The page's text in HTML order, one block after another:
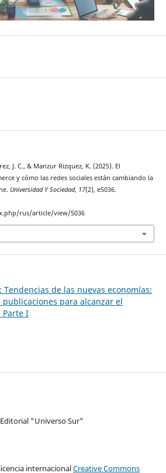
J. C., & Manzur Rizquez, K. (2025). El
y cómo las redes sociales están cambiando la
Universidad Y Sociedad, 17(2), e5036.
rus/article/view/5036
Tendencias de las nuevas economías:
para alcanzar el
Parte I
"Universo Sur"
internacionalCreative Commons